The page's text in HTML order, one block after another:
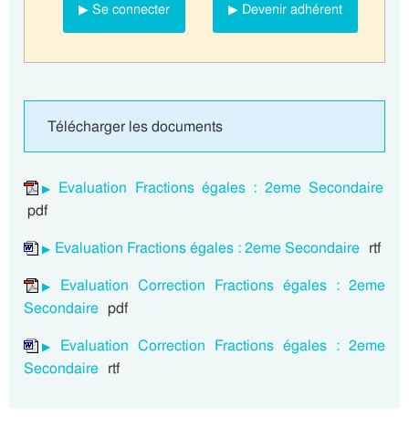
▶ Se connecter ▶ Devenir adhérent
Télécharger les documents
Evaluation Fractions égales : 2eme Secondaire
pdf
Evaluation Fractions égales : 2eme Secondaire rtf
Evaluation Correction Fractions égales : 2eme
Secondaire pdf
Evaluation Correction Fractions égales : 2eme
Secondaire rtf